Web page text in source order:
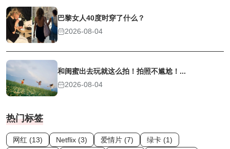
巴黎女人40度时穿了什么？
2026-08-04
和闺蜜出去玩就这么拍！拍照不尴尬！...
2026-08-04
热门标签
网红 (13) Netflix (3) 爱情片 (7)
绿卡 (1)